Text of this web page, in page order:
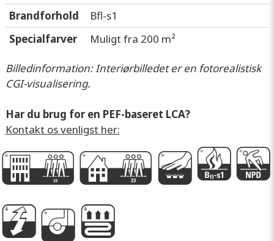
Brandforhold
Bfl-s1
Specialfarver
Muligt fra 200 m²
Billedinformation: Interiørbilledet er en fotorealistisk
CGI-visualisering.
Har du brug for en PEF-baseret LCA?
Kontakt os venligst her:
GDmGP
Age